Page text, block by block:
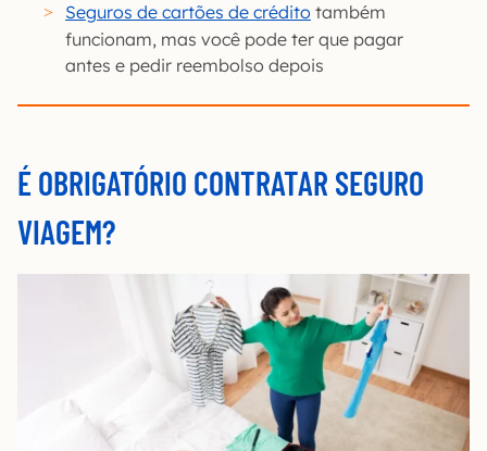
Seguros de cartões de crédito também
funcionam, mas você pode ter que pagar
antes e pedir reembolso depois
É OBRIGATÓRIO CONTRATAR SEGURO
VIAGEM?